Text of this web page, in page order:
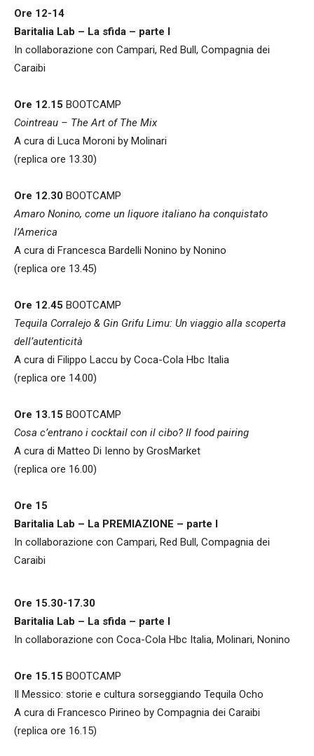
Ore 12-14
Baritalia Lab – La sfida – parte I
In collaborazione con Campari, Red Bull, Compagnia dei
Caraibi
Ore 12.15 BOOTCAMP
Cointreau – The Art of The Mix
A cura di Luca Moroni by Molinari
(replica ore 13.30)
Ore 12.30 BOOTCAMP
Amaro Nonino, come un liquore italiano ha conquistato
l’America
A cura di Francesca Bardelli Nonino by Nonino
(replica ore 13.45)
Ore 12.45 BOOTCAMP
Tequila Corralejo & Gin Grifu Limu: Un viaggio alla scoperta
dell’autenticità
A cura di Filippo Laccu by Coca-Cola Hbc Italia
(replica ore 14.00)
Ore 13.15 BOOTCAMP
Cosa c’entrano i cocktail con il cibo? Il food pairing
A cura di Matteo Di Ienno by GrosMarket
(replica ore 16.00)
Ore 15
Baritalia Lab – La PREMIAZIONE – parte I
In collaborazione con Campari, Red Bull, Compagnia dei
Caraibi
Ore 15.30-17.30
Baritalia Lab – La sfida – parte I
In collaborazione con Coca-Cola Hbc Italia, Molinari, Nonino
Ore 15.15 BOOTCAMP
Il Messico: storie e cultura sorseggiando Tequila Ocho
A cura di Francesco Pirineo by Compagnia dei Caraibi
(replica ore 16.15)